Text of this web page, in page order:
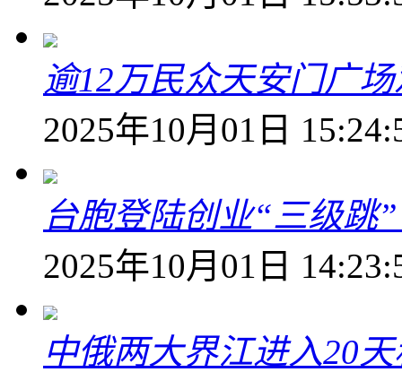
逾12万民众天安门广
2025年10月01日
台胞登陆创业“三级跳
2025年10月01日
中俄两大界江进入20